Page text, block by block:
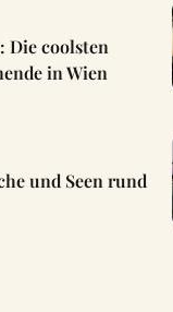
Die coolsten
in Wien
und Seen rund